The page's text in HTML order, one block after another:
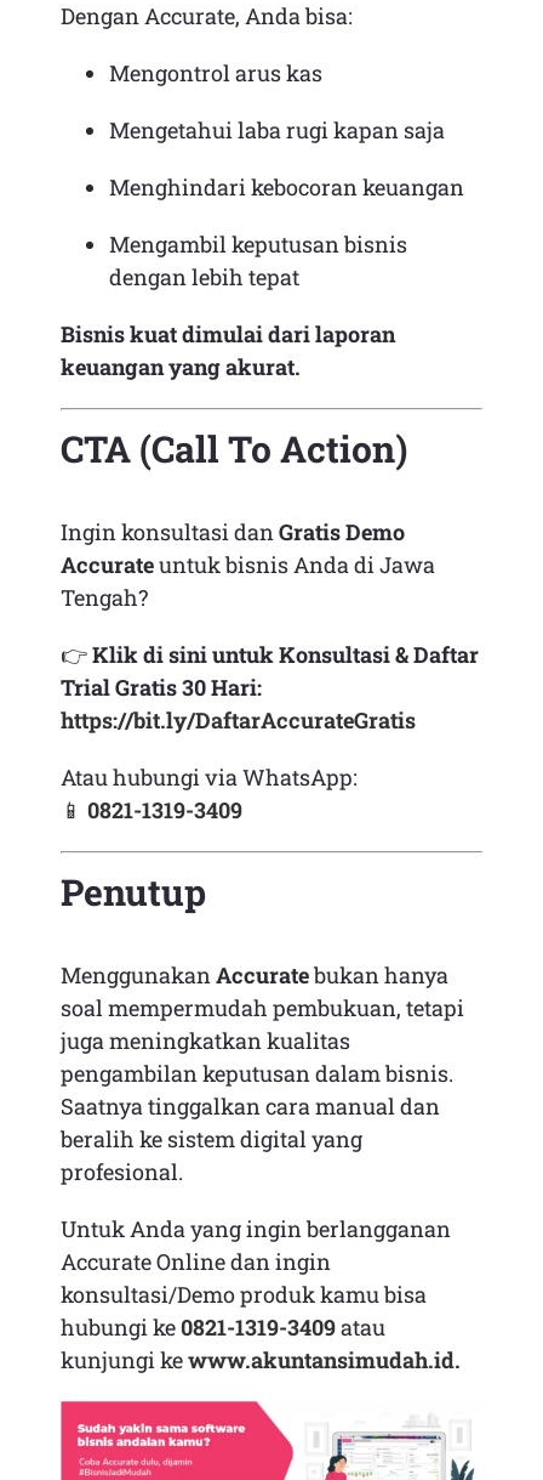
Dengan Accurate, Anda bisa:
Mengontrol arus kas
Mengetahui laba rugi kapan saja
Menghindari kebocoran keuangan
Mengambil keputusan bisnis
dengan lebih tepat
Bisnis kuat dimulai dari laporan
keuangan yang akurat.
CTA (Call To Action)
Ingin konsultasi danGratis Demo
Accurateuntuk bisnis Anda di Jawa
Tengah?
👉Klik di sini untuk Konsultasi & Daftar
Trial Gratis 30 Hari:
https://bit.ly/DaftarAccurateGratis
Atau hubungi via WhatsApp:
📱 0821-1319-3409
Penutup
MenggunakanAccuratebukan hanya
soal mempermudah pembukuan, tetapi
juga meningkatkan kualitas
pengambilan keputusan dalam bisnis.
Saatnya tinggalkan cara manual dan
beralih ke sistem digital yang
profesional.
Untuk Anda yang ingin berlangganan
Accurate Online dan ingin
konsultasi/Demo produk kamu bisa
hubungi ke0821-1319-3409atau
kunjungi kewww.akuntansimudah.id.